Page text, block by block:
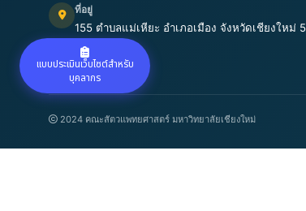
แบบประเมินเว็บไซต์สำหรับ
บุคลากร
ที่อยู่
155 ตำบลแม่เหียะ อำเภอเมือง จังหวัดเชียงใหม่
2024 คณะสัตวแพทยศาสตร์ มหาวิทยาลัยเชียงใหม่